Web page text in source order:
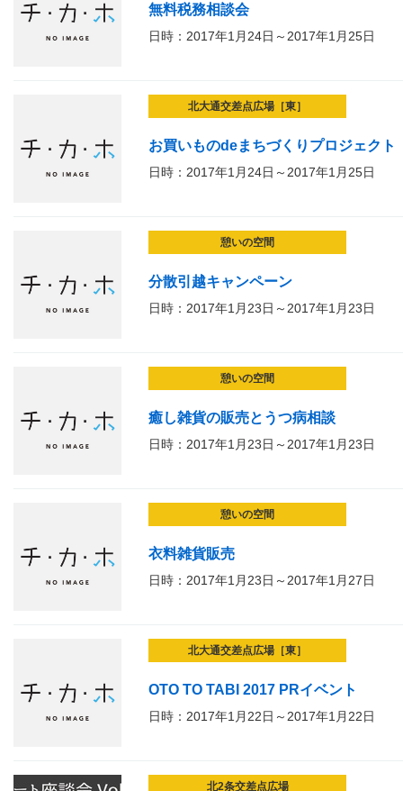
無料税務相談会
日時：2017年1月24日～2017年1月25日
北大通交差点広場［東］
お買いものdeまちづくりプロジェクト
日時：2017年1月24日～2017年1月25日
憩いの空間
分散引越キャンペーン
日時：2017年1月23日～2017年1月23日
憩いの空間
癒し雑貨の販売とうつ病相談
日時：2017年1月23日～2017年1月23日
憩いの空間
衣料雑貨販売
日時：2017年1月23日～2017年1月27日
北大通交差点広場［東］
OTO TO TABI 2017 PRイベント
日時：2017年1月22日～2017年1月22日
北2条交差点広場